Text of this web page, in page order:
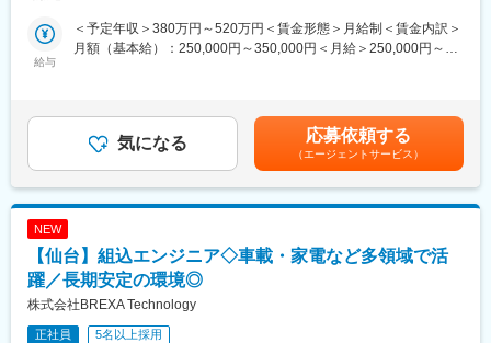
変更の範囲：会社の定める業務
■対象物：
FA（ファクトリー・オートメーション）用センサ、測定器、画像
既存機種ソースをベースとした、機能拡張対応、または新規機種
開発
バーコードやQRコードを生成するライブラリの保守、新規機能対
応
またはC言語による既存コードの理解ができる方には、
50代の現場リーダーの指導のもと、設計フェーズからご参画い
ただきます。
スキルに応じては、テスト工程からスタートしていただく場合
もございます。
給与
＜予定年収＞380万円～520万円＜賃金形態＞月給制＜賃金内訳＞
月額（基本給）：250,000円～350,000円＜月給＞250,000円～
までも目安の金額であり、選考を通じて上下する可能性がありま
す。月給(月額)は固定手当を含めた表記です。
気になる 応募依頼する
（エージェントサービス）
NEW
【仙台】組込エンジニア◇車載・家電など多領域で活
躍／長期安定の環境◎
株式会社BREXA Technology
正社員 5名以上採用